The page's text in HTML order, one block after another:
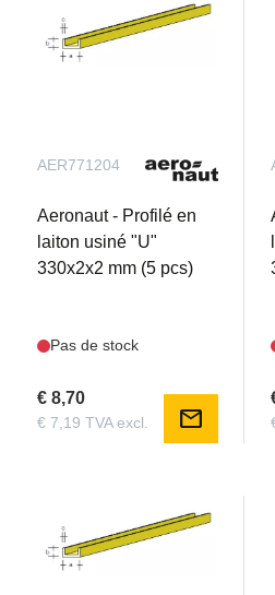
AER771204
Aeronaut - Profilé en
laiton usiné "U"
330x2x2 mm (5 pcs)
Pas de stock
€ 8,70
€ 7,19 TVA excl. mail